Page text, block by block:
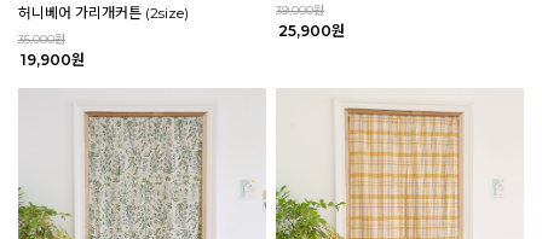
허니베어 가리개커튼 (2size)
35,000원
19,900원
39,000원
25,900원